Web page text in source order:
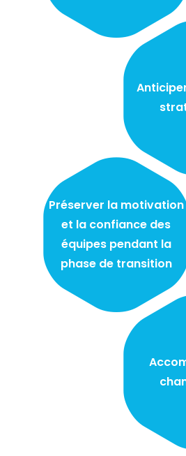
Préserver la motivation
et la confiance des
équipes pendant la
phase de transition